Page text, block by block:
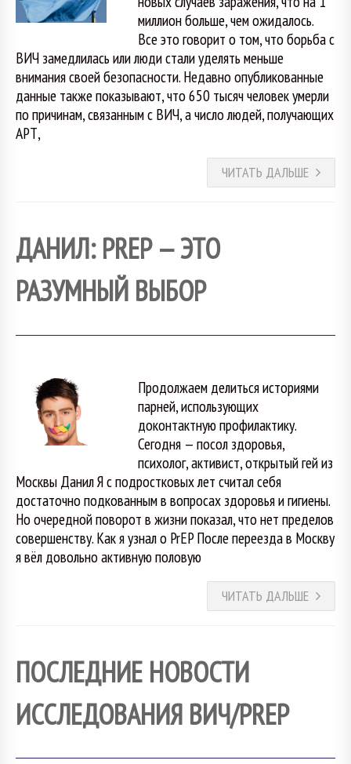
миллион больше, чем ожидалось.
Все это говорит о том, что борьба с
ВИЧ замедлилась или люди стали уделять меньше
внимания своей безопасности. Недавно опубликованные
данные также показывают, что 650 тысяч человек умерли
по причинам, связанным с ВИЧ, а число людей, получающих
АРТ,
ЧИТАТЬ ДАЛЬШЕ
ДАНИЛ: PREP — ЭТО
РАЗУМНЫЙ ВЫБОР
Продолжаем делиться историями
парней, использующих
доконтактную профилактику.
Сегодня — посол здоровья,
психолог, активист, открытый гей из
Москвы Данил Я с подростковых лет считал себя
достаточно подкованным в вопросах здоровья и гигиены.
Но очередной поворот в жизни показал, что нет пределов
совершенству. Как я узнал о PrEP После переезда в Москву
я вёл довольно активную половую
ЧИТАТЬ ДАЛЬШЕ
ПОСЛЕДНИЕ НОВОСТИ
ИССЛЕДОВАНИЯ ВИЧ/PREP